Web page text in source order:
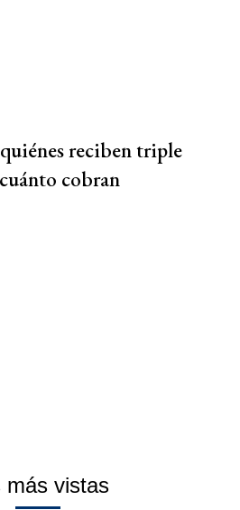
reciben triple
cobran
más vistas